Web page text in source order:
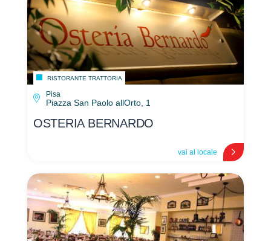
RISTORANTE TRATTORIA
Pisa
Piazza San Paolo allOrto, 1
OSTERIA BERNARDO
vai al locale